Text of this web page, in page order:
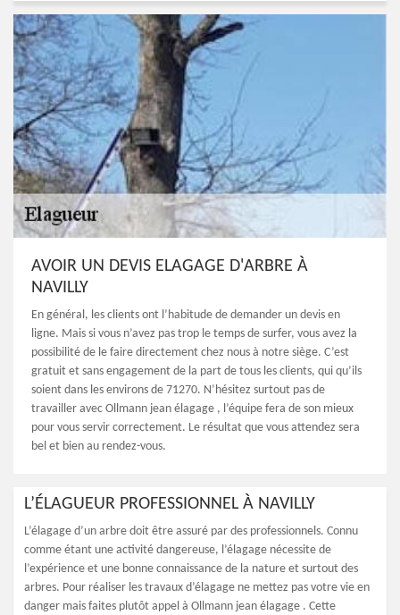
AVOIR UN DEVIS ELAGAGE D'ARBRE À
NAVILLY
En général, les clients ont l’habitude de demander un devis en
ligne. Mais si vous n’avez pas trop le temps de surfer, vous avez la
possibilité de le faire directement chez nous à notre siège. C’est
gratuit et sans engagement de la part de tous les clients, qui qu’ils
soient dans les environs de 71270. N’hésitez surtout pas de
travailler avec Ollmann jean élagage , l’équipe fera de son mieux
pour vous servir correctement. Le résultat que vous attendez sera
bel et bien au rendez-vous.
L’ÉLAGUEUR PROFESSIONNEL À NAVILLY
L’élagage d’un arbre doit être assuré par des professionnels. Connu
comme étant une activité dangereuse, l’élagage nécessite de
l’expérience et une bonne connaissance de la nature et surtout des
arbres. Pour réaliser les travaux d’élagage ne mettez pas votre vie en
danger mais faites plutôt appel à Ollmann jean élagage . Cette